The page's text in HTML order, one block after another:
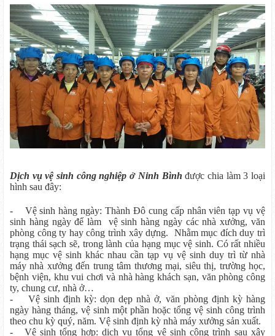
Dịch vụ vệ sinh công nghiệp ở Ninh Bình được chia làm 3 loại
hình sau đây:
- Vệ sinh hàng ngày: Thành Đô cung cấp nhân viên tạp vụ vệ
sinh hàng ngày để làm vệ sinh hàng ngày các nhà xưởng, văn
phòng công ty hay công trình xây dựng. Nhằm mục đích duy trì
trạng thái sạch sẽ, trong lành của hạng mục vệ sinh. Có rất nhiều
hạng mục vệ sinh khác nhau cần tạp vụ vệ sinh duy trì từ nhà
máy nhà xưởng đến trung tâm thương mại, siêu thị, trường học,
bệnh viện, khu vui chơi và nhà hàng khách sạn, văn phòng công
ty, chung cư, nhà ở…
- Vệ sinh định kỳ: dọn dẹp nhà ở, văn phòng định kỳ hàng
ngày hàng tháng, vệ sinh một phần hoặc tổng vệ sinh công trình
theo chu kỳ quý, năm. Vệ sinh định kỳ nhà máy xưởng sản xuất.
- Vệ sinh tổng hợp: dịch vụ tổng vệ sinh công trình sau xây